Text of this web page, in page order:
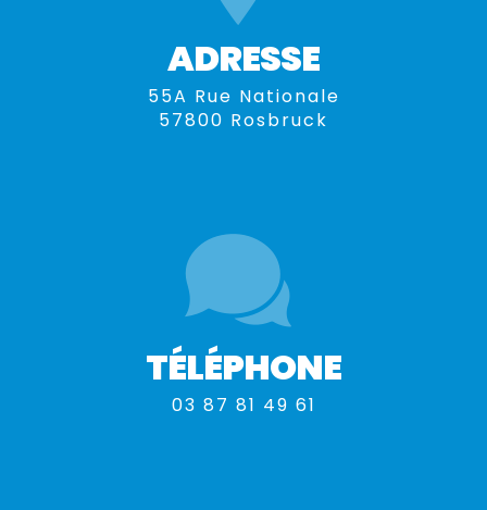
ADRESSE
55A Rue Nationale
57800 Rosbruck
TÉLÉPHONE
03 87 81 49 61